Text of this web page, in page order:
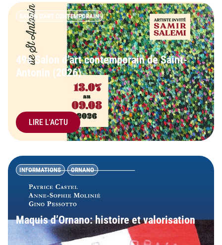
SALON D'ART CONTEMPORAIN
49e Salon d’art contemporain de Saint-
Antonin (2026)
LIRE L'ACTU
INFORMATIONS ORNANO
Maquis d’Ornano: histoire et valorisation